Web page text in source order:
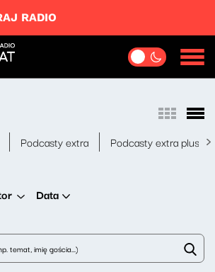
RADIO
Podcasty extra Podcasty extra plus
Data